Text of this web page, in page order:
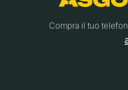
Compra il tuo